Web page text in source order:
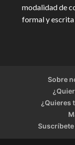
modalidad de
formal y escrita
Sobre
¿Quieres